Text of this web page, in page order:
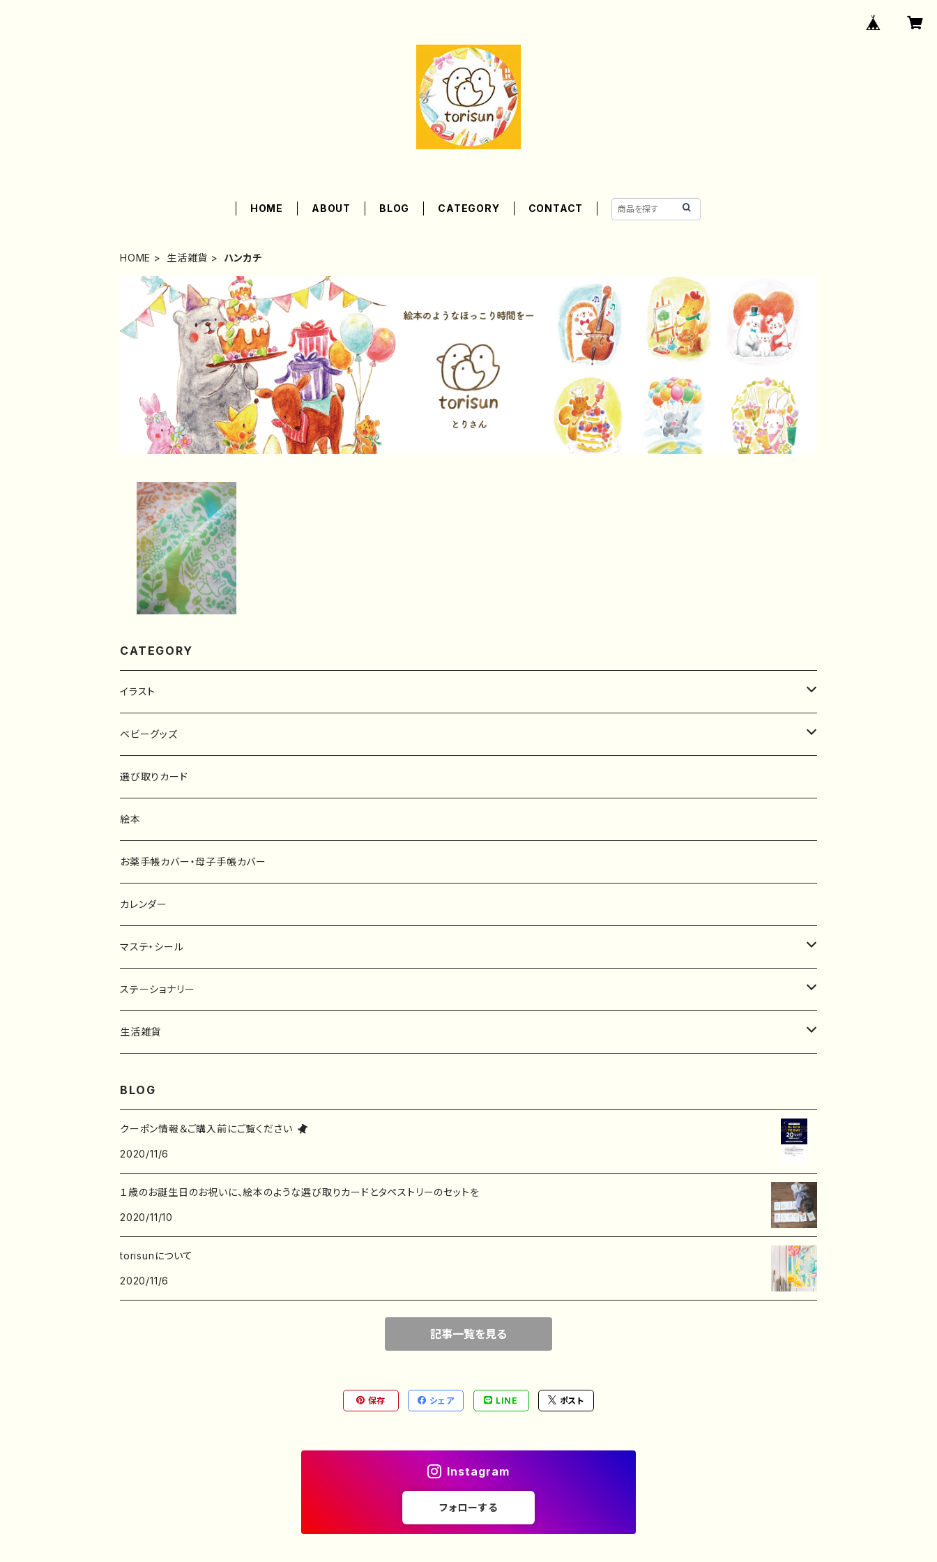
HOME ABOUT BLOG CATEGORY CONTACT
HOME 生活雑貨 ハンカチ
【知多木綿使用】お花と
どうぶつたちのてぬぐい
ハンカチ
¥1,380
CATEGORY
イラスト
原画
ポスター
ファブリックボード
キーホルダー
ポストカード
ベビーグッズ
マタニティーマーク
選び取りカード
カーステッカー
タペストリー
選び取りカード
絵本
お薬手帳カバー・母子手帳カバー
カレンダー
マステ・シール
マスキングテープ
フレークシール
ステーショナリー
一筆箋
ポストカード
生活雑貨
子ども服
BLOG
クーポン情報＆ご購入前にご覧ください
2020/11/6
１歳のお誕生日のお祝いに、絵本のような選び取りカードとタペストリーのセットを
2020/11/10
torisunについて
2020/11/6
記事一覧を見る
保存 シェア LINE ポスト
Instagram
フォローする